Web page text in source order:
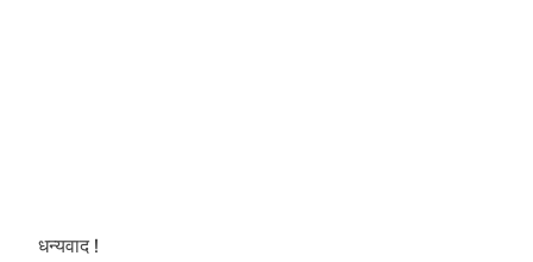
धन्यवाद !